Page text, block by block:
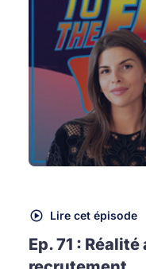
Lire cet épisode
Ep. 71 :